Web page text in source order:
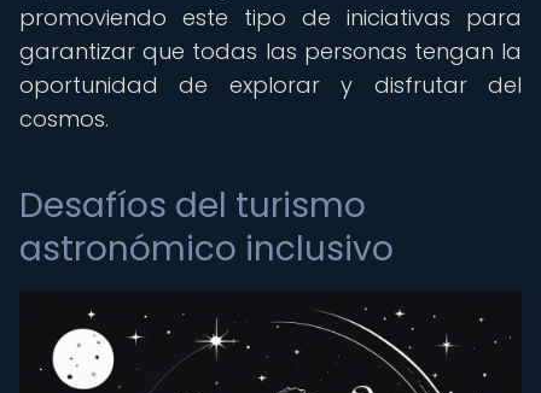
promoviendo este tipo de iniciativas para
garantizar que todas las personas tengan la
oportunidad de explorar y disfrutar del
cosmos.
Desafíos del turismo
astronómico inclusivo